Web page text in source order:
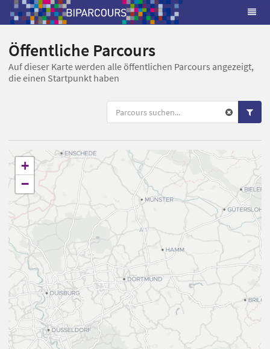
Öffentliche Parcours
Auf dieser Karte werden alle öffentlichen Parcours angezeigt,
die einen Startpunkt haben
+
−